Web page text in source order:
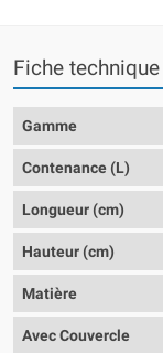
Fiche technique
Gamme
Contenance (L)
Longueur (cm)
Hauteur (cm)
Matière
Avec Couvercle